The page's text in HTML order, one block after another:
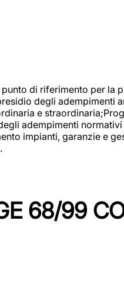
di riferimento per
degli
e
adempimenti
impianti, garanzie e
68/99